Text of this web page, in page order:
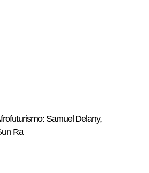
Samuel Delany,
Ra